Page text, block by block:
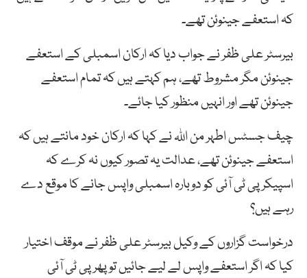
کہ استعفے جینوئن تھے۔
بیرسٹر علی ظفر نے جواب دیا کہ ارکان اسمبلی کے استعفے
جینوئن مگر مشروط تھے، ہم کہتے ہیں کہ تمام استعفے
جینوئن تھے اور انہیں منظور کیا جائے۔
چیف جسٹس اطہر من اللہ نے کہا کہ ارکان خود مانتے ہیں کہ
استعفے جینوئن تھے، عدالت یہ تصور کیوں نہ کرے کہ
اسپیکر پی ٹی آئی کو دوبارہ اسمبلی واپس جانے کا موقع دے
رہے ہیں؟
درخواست گزاروں کے وکیل بیرسٹر علی ظفر نے موقف اختیار
کیا کہ اگر استعفے واپس لے لیے جائیں تو پھر پی ٹی آئی